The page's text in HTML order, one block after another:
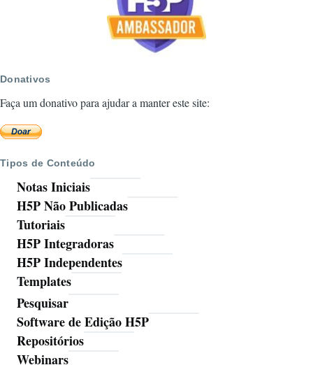
Donativos
Faça um donativo para ajudar a manter este site:
Tipos de Conteúdo
Notas Iniciais
H5P Não Publicadas
Tutoriais
H5P Integradoras
H5P Independentes
Templates
Ferramentas
Pesquisar
Software de Edição H5P
Repositórios
Webinars